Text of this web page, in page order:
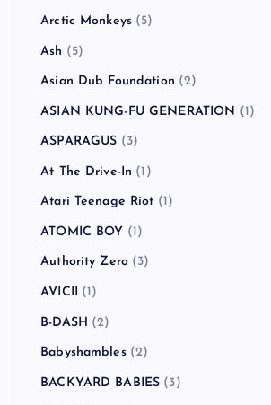
Arctic Monkeys (5)
Ash (5)
Asian Dub Foundation (2)
ASIAN KUNG-FU GENERATION (1)
ASPARAGUS (3)
At The Drive-In (1)
Atari Teenage Riot (1)
ATOMIC BOY (1)
Authority Zero (3)
AVICII (1)
B-DASH (2)
Babyshambles(2)
BACKYARD BABIES (3)